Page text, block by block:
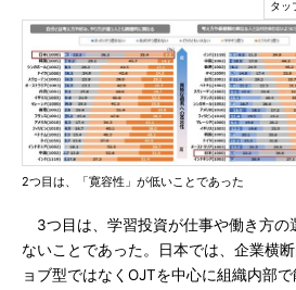
2つ目は、「寛容性」が低いことであった
3つ目は、学習投資が仕事や働き方の
ないことであった。日本では、企業横
ョブ型ではなくOJTを中心に組織内部